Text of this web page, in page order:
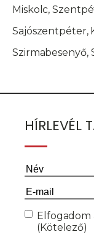
Miskolc,
Sajószentpéter,
Szirmabesenyő,
HÍRLEVÉL
Név(Kötelező)
Email
Consent
Elfogadom
(Kötelező)